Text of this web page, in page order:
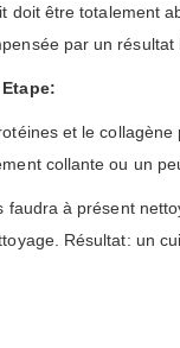
doit être totalement
par un résultat
et le
collante ou un
faudra à présent
Résultat: un